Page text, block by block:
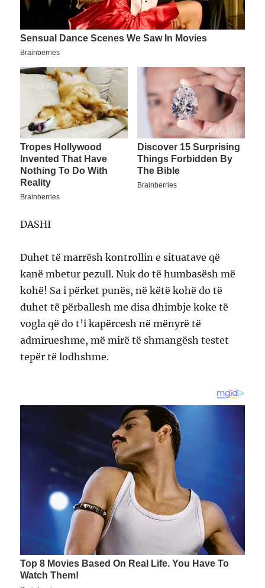
DASHI
Duhet të marrësh kontrollin e situatave që
kanë mbetur pezull. Nuk do të humbasësh më
kohë! Sa i përket punës, në këtë kohë do të
duhet të përballesh me disa dhimbje koke të
vogla që do t’i kapërcesh në mënyrë të
admirueshme, më mirë të shmangësh testet
tepër të lodhshme.